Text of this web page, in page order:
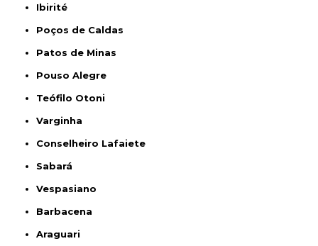
Ibirité
Poços de Caldas
Patos de Minas
Pouso Alegre
Teófilo Otoni
Varginha
Conselheiro Lafaiete
Sabará
Vespasiano
Barbacena
Araguari